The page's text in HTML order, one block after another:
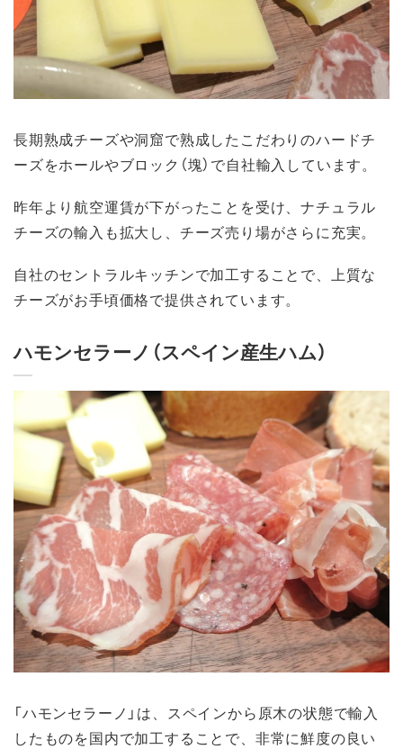
長期熟成チーズや洞窟で熟成したこだわりのハードチ
ーズをホールやブロック（塊）で自社輸入しています。
昨年より航空運賃が下がったことを受け、ナチュラル
チーズの輸入も拡大し、チーズ売り場がさらに充実。
自社のセントラルキッチンで加工することで、上質な
チーズがお手頃価格で提供されています。
ハモンセラーノ（スペイン産生ハム）
「ハモンセラーノ」は、スペインから原木の状態で輸入
したものを国内で加工することで、非常に鮮度の良い